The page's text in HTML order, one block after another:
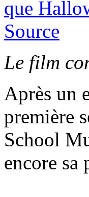
Source
Le film
Après un
première
School
encore sa